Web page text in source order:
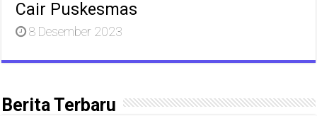
Cair Puskesmas
8 Desember 2023
Berita Terbaru